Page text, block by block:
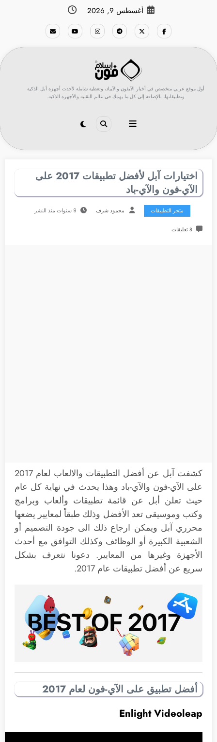
أغسطس 9, 2026
أول موقع عربي متخصص في أخبار الآيفون والآيباد، وتغطية شاملة لأحدث أجهزة أبل الذكية
وتطبيقاتها، بالإضافة إلى كل ما يهمك في عالم التقنية والأجهزة الذكية.
اختيارات آبل لأفضل تطبيقات 2017 على
الآي-فون والآي-باد
متجر التطبيقات محمود شرف 9 سنوات منذ النشر
8 تعليقات
كشفت آبل عن أفضل التطبيقات والالعاب لعام 2017
على الآي-فون والآي-باد وهذا يحدث في نهاية كل عام
حيث تعلن أبل عن قائمة تطبيقات وألعاب وبرامج
وكتب وموسيقى تعد الأفضل وذلك طبقاً لمعايير يضعها
محرري آبل ويمكن ارجاع ذلك الى جودة التصميم أو
الشعبية الكبيرة أو الوظائف وكذلك التوافق مع أحدث
الأجهزة وغيرها من المعايير. دعونا نتعرف بشكل
سريع عن أفضل تطبيقات عام 2017.
أفضل تطبيق على الآي-فون لعام 2017
Enlight Videoleap